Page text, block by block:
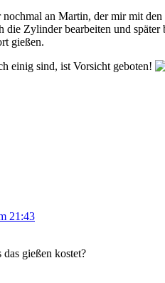
an Martin, der mir mit
die Zylinder bearbeiten und
gießen.
einig sind, ist Vorsicht geboten!
21:43
gießen kostet?